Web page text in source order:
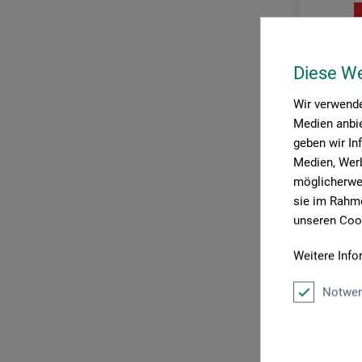
Diese
Wir
Medien
geben wir
Medien,
sie im
unseren
Weitere
Das